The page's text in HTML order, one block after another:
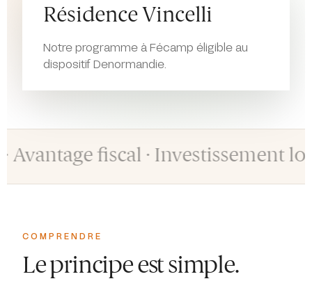
Résidence Vincelli
Notre programme à Fécamp éligible au
dispositif Denormandie.
fiscal · Investissement locatif ·
COMPRENDRE
Le principe est simple.